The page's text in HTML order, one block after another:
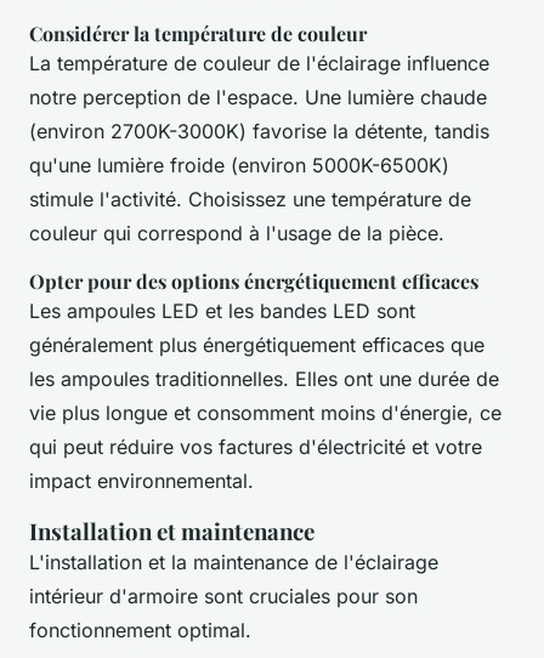
Considérer la température de couleur
La température de couleur de l'éclairage influence
notre perception de l'espace. Une lumière chaude
(environ 2700K-3000K) favorise la détente, tandis
qu'une lumière froide (environ 5000K-6500K)
stimule l'activité. Choisissez une température de
couleur qui correspond à l'usage de la pièce.
Opter pour des options énergétiquement efficaces
Les ampoules LED et les bandes LED sont
généralement plus énergétiquement efficaces que
les ampoules traditionnelles. Elles ont une durée de
vie plus longue et consomment moins d'énergie, ce
qui peut réduire vos factures d'électricité et votre
impact environnemental.
Installation et maintenance
L'installation et la maintenance de l'éclairage
intérieur d'armoire sont cruciales pour son
fonctionnement optimal.